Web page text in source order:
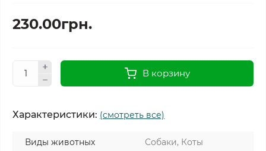
230.00грн.
В корзину
Характеристики: (смотреть все)
Виды животных
Собаки, Коты